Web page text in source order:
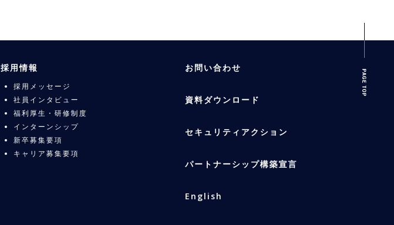
採用情報
採用メッセージ
社員インタビュー
福利厚生・研修制度
インターンシップ
新卒募集要項
キャリア募集要項
お問い合わせ
資料ダウンロード
セキュリティアクション
パートナーシップ構築宣言
English